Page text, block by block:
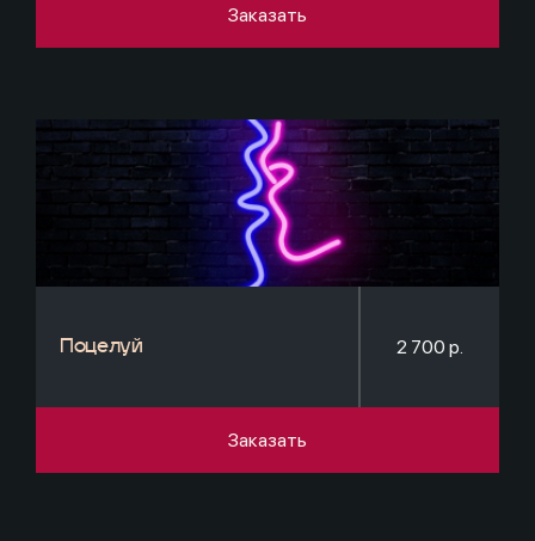
Заказать
Поцелуй 2 700 р.
Заказать